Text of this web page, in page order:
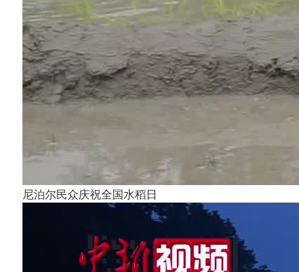
尼泊尔民众庆祝全国水稻日